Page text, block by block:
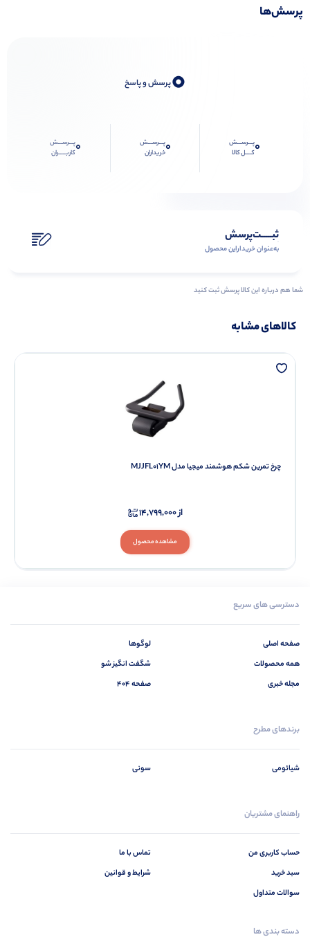
پرسش‌ها
0پرسش و پاسخ
0پـــرســـش
کــــل کالا
0پـــرســـش
خریداران
0پـــرســـش
کاربـــــران
ثبـــــت‌پرسش
به‌عنوان ‌خریدار‌این‌ محصول
شما هم درباره این کالا پرسش ثبت کنید
کالاهای مشابه
چرخ تمرین شکم هوشمند میجیا مدل MJJFL01YM
مشاهده محصول
از14,799,000
دسترسی های سریع
صفحه اصلی
همه محصولات
مجله خبری
لوگوها
شگفت انگیز شو
صفحه 404
برندهای مطرح
شیائومی سونی
راهنمای مشتریان
حساب کاربری من
سبد خرید
سوالات متداول
تماس با ما
شرایط و قوانین
دسته بندی ها